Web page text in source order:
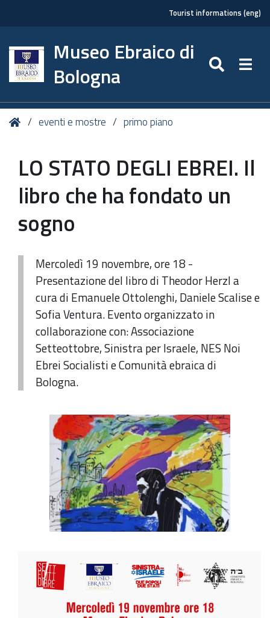
Tourist informations (eng)
Museo Ebraico di
Bologna
Tu Homeeventi e mostre primo piano
LO STATO DEGLI EBREI. Il
libro che ha fondato un
sogno
Mercoledì 19 novembre, ore 18 -
Presentazione del libro di Theodor Herzl a
cura di Emanuele Ottolenghi, Daniele Scalise e
Sofia Ventura. Evento organizzato in
collaborazione con: Associazione
Setteottobre, Sinistra per Israele, NES Noi
Ebrei Socialisti e Comunità ebraica di
Bologna.